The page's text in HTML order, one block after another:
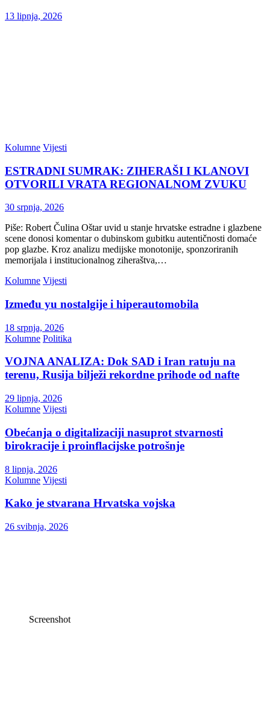
13 lipnja, 2026
Kolumne Vijesti
ESTRADNI SUMRAK: ZIHERAŠI I KLANOVI
OTVORILI VRATA REGIONALNOM ZVUKU
30 srpnja, 2026
Piše: Robert Čulina Oštar uvid u stanje hrvatske estradne i glazbene
scene donosi komentar o dubinskom gubitku autentičnosti domaće
pop glazbe. Kroz analizu medijske monotonije, sponzoriranih
memorijala i institucionalnog ziheraštva,…
Kolumne Vijesti
Između yu nostalgije i hiperautomobila
18 srpnja, 2026
Kolumne Politika
VOJNA ANALIZA: Dok SAD i Iran ratuju na
terenu, Rusija bilježi rekordne prihode od nafte
29 lipnja, 2026
Kolumne Vijesti
Obećanja o digitalizaciji nasuprot stvarnosti
birokracije i proinflacijske potrošnje
8 lipnja, 2026
Kolumne Vijesti
Kako je stvarana Hrvatska vojska
26 svibnja, 2026
Screenshot